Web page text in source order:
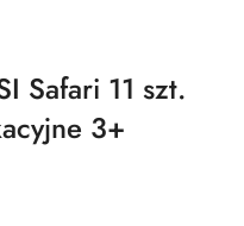
Safari 11 szt.
3+